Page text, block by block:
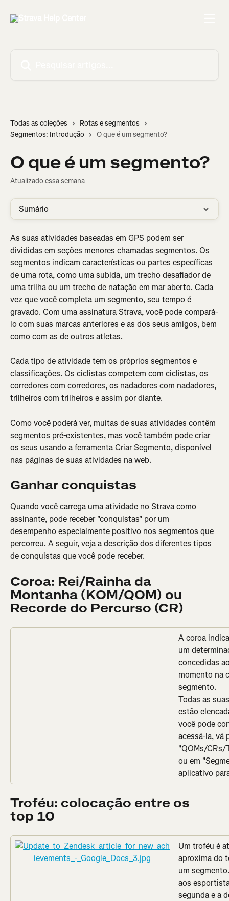
Todas as coleções
Rotas e segmentos
Segmentos: Introdução
O que é um segmento?
O que é um segmento?
Atualizado essa semana
Sumário
As suas atividades baseadas em GPS podem ser
divididas em seções menores chamadas segmentos. Os
segmentos indicam características ou partes específicas
de uma rota, como uma subida, um trecho desafiador de
uma trilha ou um trecho de natação em mar aberto. Cada
vez que você completa um segmento, seu tempo é
gravado. Com uma assinatura Strava, você pode compará-
lo com suas marcas anteriores e as dos seus amigos, bem
como com as de outros atletas.
Cada tipo de atividade tem os próprios segmentos e
classificações. Os ciclistas competem com ciclistas, os
corredores com corredores, os nadadores com nadadores,
trilheiros com trilheiros e assim por diante.
Como você poderá ver, muitas de suas atividades contêm
segmentos pré-existentes, mas você também pode criar
os seus usando a ferramenta Criar Segmento, disponível
nas páginas de suas atividades na web.
Ganhar conquistas
Quando você carrega uma atividade no Strava como
assinante, pode receber "conquistas" por um
desempenho especialmente positivo nos segmentos que
percorreu. A seguir, veja a descrição dos diferentes tipos
de conquistas que você pode receber.
Coroa: Rei/Rainha da
Montanha (KOM/QOM) ou
Recorde do Percurso (CR)
A coroa
um
concedidas
momento na
segmento.
Todas as
estão
você pode
acessá-la, vá
"QOMs/
ou em
aplicativo
Troféu: colocação entre os
top 10
Um troféu é
aproxima do
um
aos
segunda e a